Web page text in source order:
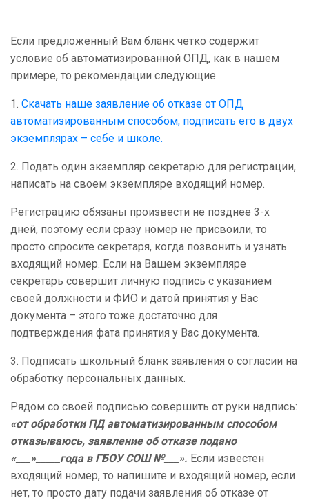
Если предложенный Вам бланк четко содержит
условие об автоматизированной ОПД, как в нашем
примере, то рекомендации следующие.
1. Скачать наше заявление об отказе от ОПД
автоматизированным способом, подписать его в двух
экземплярах – себе и школе.
2. Подать один экземпляр секретарю для регистрации,
написать на своем экземпляре входящий номер.
Регистрацию обязаны произвести не позднее 3-х
дней, поэтому если сразу номер не присвоили, то
просто спросите секретаря, когда позвонить и узнать
входящий номер. Если на Вашем экземпляре
секретарь совершит личную подпись с указанием
своей должности и ФИО и датой принятия у Вас
документа – этого тоже достаточно для
подтверждения фата принятия у Вас документа.
3. Подписать школьный бланк заявления о согласии на
обработку персональных данных.
Рядом со своей подписью совершить от руки надпись:
«от обработки ПД автоматизированным способом
отказываюсь, заявление об отказе подано
«___»_____года в ГБОУ СОШ №___». Если известен
входящий номер, то напишите и входящий номер, если
нет, то просто дату подачи заявления об отказе от